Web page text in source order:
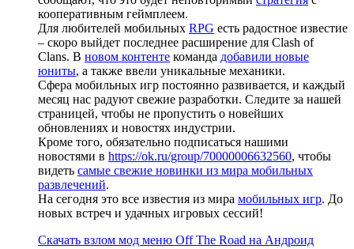
кооперативным геймплеем.
Для любителей мобильных RPG есть радостное известие
– скоро выйдет последнее расширение для Clash of
Clans. В новом контенте команда добавили новые
юниты, а также ввели уникальные механики.
Сфера мобильных игр постоянно развивается, и каждый
месяц нас радуют свежие разработки. Следите за нашей
страницей, чтобы не пропустить о новейших
обновлениях и новостях индустрии.
Кроме того, обязательно подписаться нашими
новостями в https://ok.ru/group/70000006632560, чтобы
видеть самые свежие новинки из мира мобильных
развлечений.
На сегодня это все известия из мира мобильных игр. До
новых встреч и удачных игровых сессий!
Скачать взлом мод меню Off The Road на Андроид